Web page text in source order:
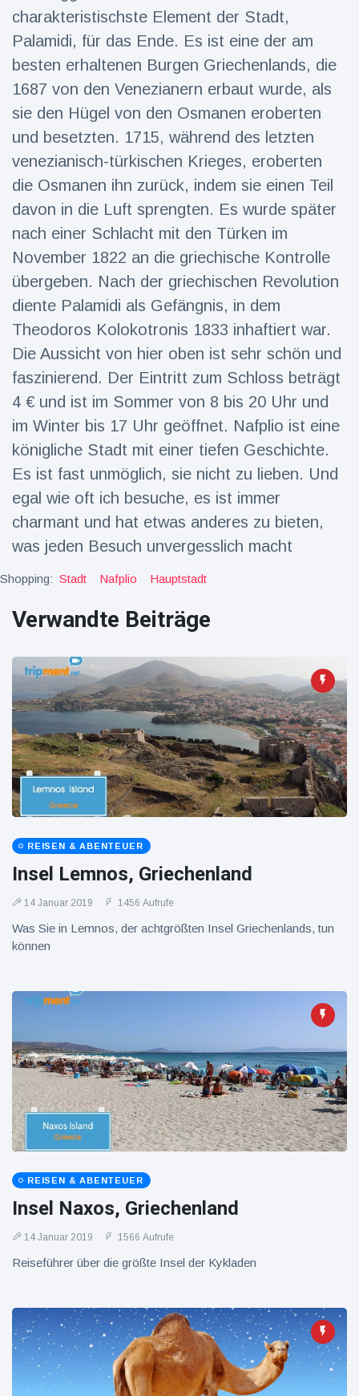
charakteristischste Element der Stadt,
Palamidi, für das Ende. Es ist eine der am
besten erhaltenen Burgen Griechenlands, die
1687 von den Venezianern erbaut wurde, als
sie den Hügel von den Osmanen eroberten
und besetzten. 1715, während des letzten
venezianisch-türkischen Krieges, eroberten
die Osmanen ihn zurück, indem sie einen Teil
davon in die Luft sprengten. Es wurde später
nach einer Schlacht mit den Türken im
November 1822 an die griechische Kontrolle
übergeben. Nach der griechischen Revolution
diente Palamidi als Gefängnis, in dem
Theodoros Kolokotronis 1833 inhaftiert war.
Die Aussicht von hier oben ist sehr schön und
faszinierend. Der Eintritt zum Schloss beträgt
4 € und ist im Sommer von 8 bis 20 Uhr und
im Winter bis 17 Uhr geöffnet. Nafplio ist eine
königliche Stadt mit einer tiefen Geschichte.
Es ist fast unmöglich, sie nicht zu lieben. Und
egal wie oft ich besuche, es ist immer
charmant und hat etwas anderes zu bieten,
was jeden Besuch unvergesslich macht
Shopping: Stadt Nafplio Hauptstadt
Verwandte Beiträge
REISEN & ABENTEUER
Insel Lemnos, Griechenland
14 Januar 2019 1456 Aufrufe
Was Sie in Lemnos, der achtgrößten Insel Griechenlands, tun
können
REISEN & ABENTEUER
Insel Naxos, Griechenland
14 Januar 2019 1566 Aufrufe
Reiseführer über die größte Insel der Kykladen